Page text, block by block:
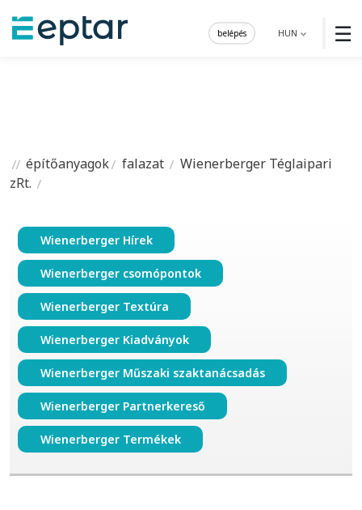
☰
HUN
belépés
építőanyagok falazat
Wienerberger Téglaipari
zRt.
Wienerberger Hírek
Wienerberger csomópontok
Wienerberger Textúra
Wienerberger Kiadványok
Wienerberger Műszaki szaktanácsadás
Wienerberger Partnerkereső
Wienerberger Termékek